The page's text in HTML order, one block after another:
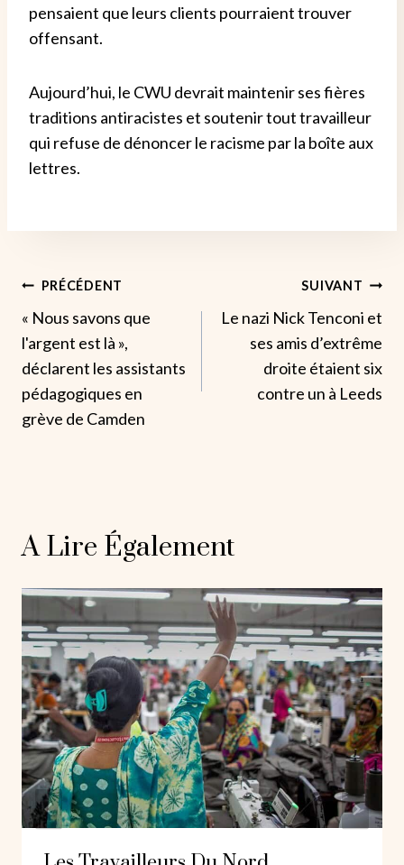
pensaient que leurs clients pourraient trouver
offensant.
Aujourd’hui, le CWU devrait maintenir ses fières
traditions antiracistes et soutenir tout travailleur
qui refuse de dénoncer le racisme par la boîte aux
lettres.
Navigation
De
L’article
PRÉCÉDENT
« Nous savons que
l'argent est là »,
déclarent les assistants
pédagogiques en
grève de Camden
SUIVANT
Le nazi Nick Tenconi et
ses amis d’extrême
droite étaient six
contre un à Leeds
A Lire Également